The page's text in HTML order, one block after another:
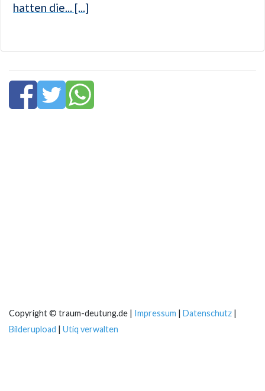
hatten die... [...]
Copyright © traum-deutung.de | Impressum | Datenschutz |
Bilderupload | Utiq verwalten